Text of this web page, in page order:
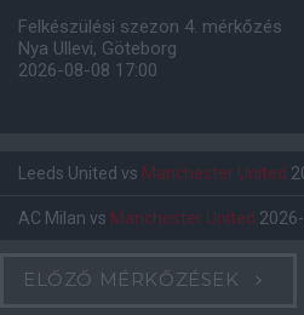
Felkészülési szezon 4. mérkőzés
Nya Ullevi, Göteborg
2026-08-08 17:00
Leeds United vs Manchester United
AC Milan vs Manchester United
ELŐZŐ MÉRKŐZÉSEK